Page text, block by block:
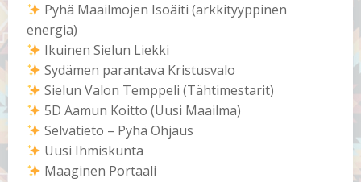
Pyhä Maailmojen Isoäiti (arkkityyppinen
energia)
Ikuinen Sielun Liekki
Sydämen parantava Kristusvalo
Sielun Valon Temppeli (Tähtimestarit)
5D Aamun Koitto (Uusi Maailma)
Selvätieto – Pyhä Ohjaus
Uusi Ihmiskunta
Maaginen Portaali